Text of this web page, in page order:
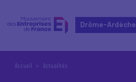
Drôme-Ardèche
Accueil Actualités